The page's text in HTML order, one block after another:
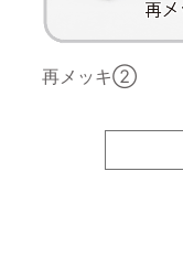
再メッキ②